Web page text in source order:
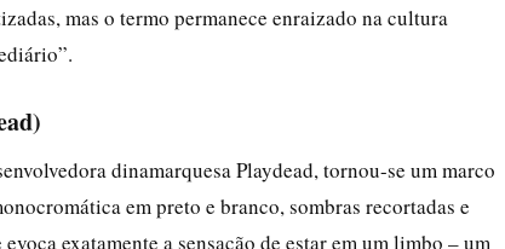
mas o termo permanece enraizado na cultura
dinamarquesa Playdead, tornou-se um marco
em preto e branco, sombras recortadas e
exatamente a sensação de estar em um limbo – um